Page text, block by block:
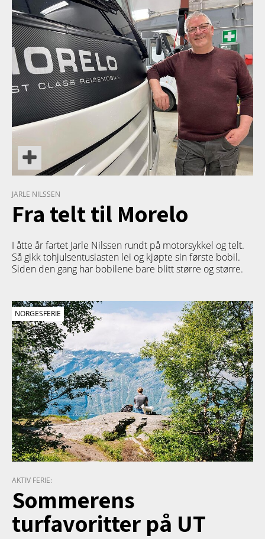
TETT PÅ
JARLE NILSSEN
Fra telt til Morelo
I åtte år fartet Jarle Nilssen rundt på motorsykkel og telt.
Så gikk tohjulsentusiasten lei og kjøpte sin første bobil.
Siden den gang har bobilene bare blitt større og større.
NORGESFERIE
AKTIV FERIE:
Sommerens
turfavoritter på UT